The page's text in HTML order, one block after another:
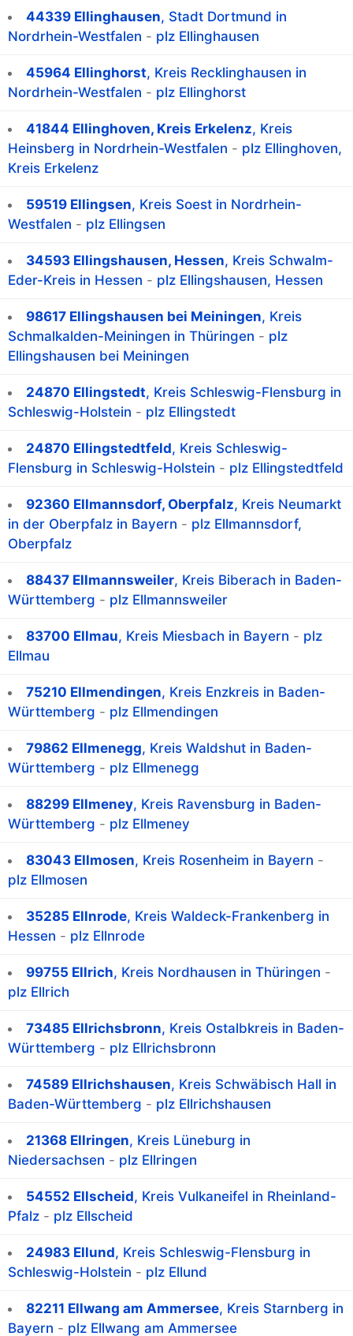
44339 Ellinghausen, Stadt Dortmund in
Nordrhein-Westfalen - plz Ellinghausen
45964 Ellinghorst, Kreis Recklinghausen in
Nordrhein-Westfalen - plz Ellinghorst
41844 Ellinghoven, Kreis Erkelenz, Kreis
Heinsberg in Nordrhein-Westfalen - plz Ellinghoven,
Kreis Erkelenz
59519 Ellingsen, Kreis Soest in Nordrhein-
Westfalen - plz Ellingsen
34593 Ellingshausen, Hessen, Kreis Schwalm-
Eder-Kreis in Hessen - plz Ellingshausen, Hessen
98617 Ellingshausen bei Meiningen, Kreis
Schmalkalden-Meiningen in Thüringen - plz
Ellingshausen bei Meiningen
24870 Ellingstedt, Kreis Schleswig-Flensburg in
Schleswig-Holstein - plz Ellingstedt
24870 Ellingstedtfeld, Kreis Schleswig-
Flensburg in Schleswig-Holstein - plz Ellingstedtfeld
92360 Ellmannsdorf, Oberpfalz, Kreis Neumarkt
in der Oberpfalz in Bayern - plz Ellmannsdorf,
Oberpfalz
88437 Ellmannsweiler, Kreis Biberach in Baden-
Württemberg - plz Ellmannsweiler
83700 Ellmau, Kreis Miesbach in Bayern - plz
Ellmau
75210 Ellmendingen, Kreis Enzkreis in Baden-
Württemberg - plz Ellmendingen
79862 Ellmenegg, Kreis Waldshut in Baden-
Württemberg - plz Ellmenegg
88299 Ellmeney, Kreis Ravensburg in Baden-
Württemberg - plz Ellmeney
83043 Ellmosen, Kreis Rosenheim in Bayern -
plz Ellmosen
35285 Ellnrode, Kreis Waldeck-Frankenberg in
Hessen - plz Ellnrode
99755 Ellrich, Kreis Nordhausen in Thüringen -
plz Ellrich
73485 Ellrichsbronn, Kreis Ostalbkreis in Baden-
Württemberg - plz Ellrichsbronn
74589 Ellrichshausen, Kreis Schwäbisch Hall in
Baden-Württemberg - plz Ellrichshausen
21368 Ellringen, Kreis Lüneburg in
Niedersachsen - plz Ellringen
54552 Ellscheid, Kreis Vulkaneifel in Rheinland-
Pfalz - plz Ellscheid
24983 Ellund, Kreis Schleswig-Flensburg in
Schleswig-Holstein - plz Ellund
82211 Ellwang am Ammersee, Kreis Starnberg in
Bayern - plz Ellwang am Ammersee